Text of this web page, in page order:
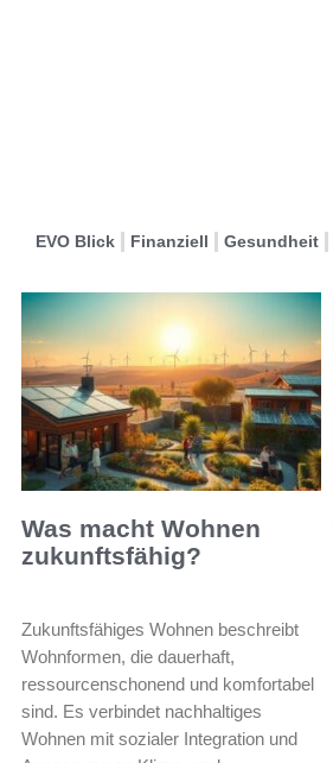
EVO Blick Finanziell Gesundheit
Was macht Wohnen
zukunftsfähig?
Zukunftsfähiges Wohnen beschreibt
Wohnformen, die dauerhaft,
ressourcenschonend und komfortabel
sind. Es verbindet nachhaltiges
Wohnen mit sozialer Integration und